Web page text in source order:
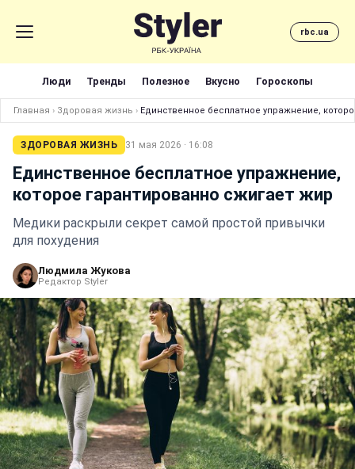
rbc.ua
Люди Тренды Полезное Вкусно Гороскопы
Главная › Здоровая жизнь › Единственное бесплатное упражнение,
ЗДОРОВАЯ ЖИЗНЬ 31 мая 2026 · 16:08
Единственное бесплатное упражнение,
которое гарантированно сжигает жир
Медики раскрыли секрет самой простой привычки
для похудения
Людмила Жукова
Редактор Styler